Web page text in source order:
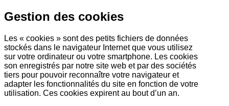
Gestion des cookies
Les « cookies » sont des petits fichiers de données
stockés dans le navigateur Internet que vous utilisez
sur votre ordinateur ou votre smartphone. Les cookies
son enregistrés par notre site web et par des sociétés
tiers pour pouvoir reconnaître votre navigateur et
adapter les fonctionnalités du site en fonction de votre
utilisation. Ces cookies expirent au bout d’un an.